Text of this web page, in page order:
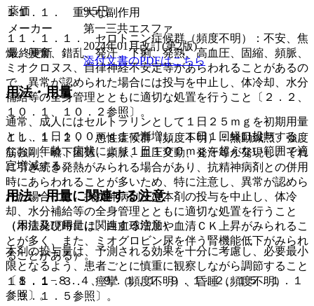
１１．１． 重大な副作用
１１．１．１． セロトニン症候群（頻度不明）：不安、焦
燥、興奮、錯乱、発汗、下痢、発熱、高血圧、固縮、頻脈、
ミオクロヌス、自律神経不安定等があらわれることがあるの
で、異常が認められた場合には投与を中止し、体冷却、水分
補給等の全身管理とともに適切な処置を行うこと〔２．２、
１０．１、１０．２参照〕。
１１．１．２． 悪性症候群（頻度不明）：無動緘黙、強度
筋強剛、嚥下困難、頻脈、血圧変動、発汗等が発現し、それ
に引き続き発熱がみられる場合があり、抗精神病剤との併用
時にあらわれることが多いため、特に注意し、異常が認めら
れた場合には、抗精神病剤及び本剤の投与を中止し、体冷
却、水分補給等の全身管理とともに適切な処置を行うこと
（本症発現時には、白血球増加や血清ＣＫ上昇がみられるこ
とが多く、また、ミオグロビン尿を伴う腎機能低下がみられ
ることがある）。
１１．１．３． 痙攣（頻度不明）、昏睡（頻度不明）
〔９．１．５参照〕。
薬価
9.5円
メーカー
第一三共エスファ
最終更新
2024年01月改訂(第2版)
添付文書のPDFはこちら
用法・用量
通常、成人にはセルトラリンとして１日２５ｍｇを初期用量
とし、１日１００ｍｇまで漸増し、１日１回経口投与する。
なお、年齢、症状により１日１００ｍｇを超えない範囲で適
宜増減する。
用法・用量に関連する注意
（用法及び用量に関連する注意）
本剤の投与量は、予測される効果を十分に考慮し、必要最小
限となるよう、患者ごとに慎重に観察しながら調節すること
〔８．１−８．４、９．１．１、９．１．２、１５．１．１
参照〕。